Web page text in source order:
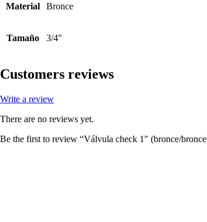
Material Bronce
Tamaño 3/4"
Customers reviews
Write a review
There are no reviews yet.
Be the first to review “Válvula check 1″ (bronce/